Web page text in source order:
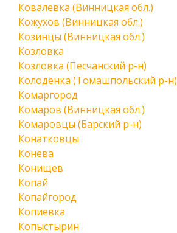
Ковалевка (Винницкая обл.)
Кожухов (Винницкая обл.)
Козинцы (Винницкая обл.)
Козловка
Козловка (Песчанский р-н)
Колоденка (Томашпольский р-н)
Комаргород
Комаров (Винницкая обл.)
Комаровцы (Барский р-н)
Конатковцы
Конева
Конищев
Копай
Копайгород
Копиевка
Копыстырин